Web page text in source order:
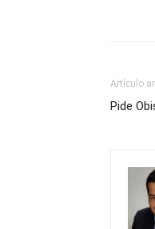
Artículo
Pide